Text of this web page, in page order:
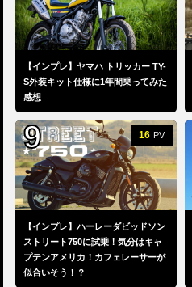
【インプレ】ヤマハ トリッカー TY-
S外装キット仕様に1年間乗ってみた
感想
16 PV
【インプレ】ハーレーダビッドソン
ストリート750に試乗！気分はキャ
プテンアメリカ！カフェレーサーが
似合いそう！？